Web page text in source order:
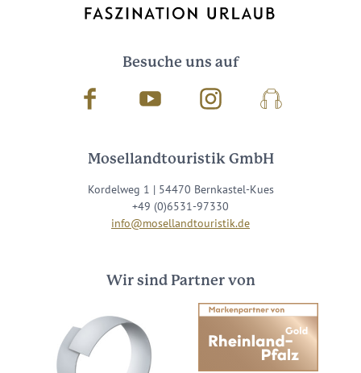
Besuche uns auf
Facebook Youtube InstagramPodcast
Mosellandtouristik GmbH
Kordelweg 1 | 54470 Bernkastel-Kues
+49 (0)6531-97330
info@mosellandtouristik.de
Wir sind Partner von